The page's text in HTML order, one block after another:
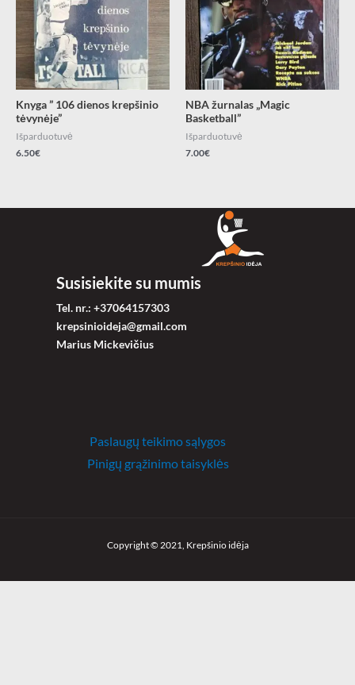
Knyga ” 106 dienos krepšinio
tėvynėje”
Išparduotuvė
6.50€
NBA žurnalas „Magic
Basketball”
Išparduotuvė
7.00€
Susisiekite su mumis
Tel. nr.: +37064157303
krepsinioideja@gmail.com
Marius Mickevičius
Paslaugų teikimo sąlygos
Pinigų grąžinimo taisyklės
Copyright © 2021, Krepšinio idėja